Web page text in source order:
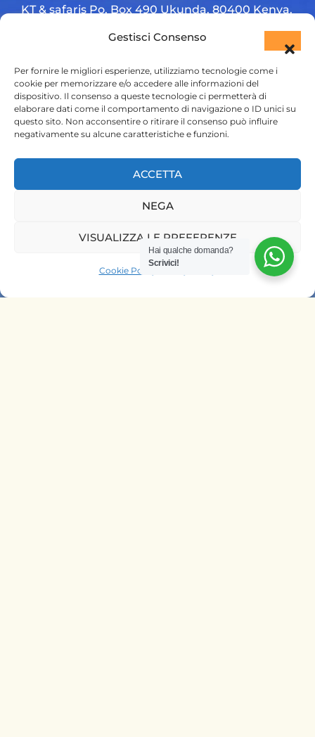
Gestisci Consenso
Per fornire le migliori esperienze, utilizziamo tecnologie come i
cookie per memorizzare e/o accedere alle informazioni del
dispositivo. Il consenso a queste tecnologie ci permetterà di
elaborare dati come il comportamento di navigazione o ID unici su
questo sito. Non acconsentire o ritirare il consenso può influire
negativamente su alcune caratteristiche e funzioni.
ACCETTA
NEGA
VISUALIZZA LE PREFERENZE
Cookie Policy
KT & safaris Po. Box 490 Ukunda. 80400 Kenya.
Diani Beach road
+254 720 831 201
ktsafaris5177@gmail.com
SAFARI TANZANIA
Hai qualche domanda?
Scrivici!